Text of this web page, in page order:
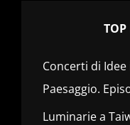
TOP
Concerti di
Paesaggio.
Luminarie a